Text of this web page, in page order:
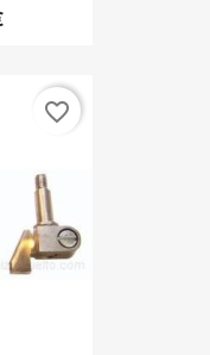
favorite_border